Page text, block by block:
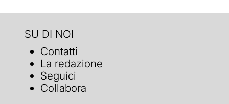
SU DI NOI
Contatti
La redazione
Seguici
Collabora